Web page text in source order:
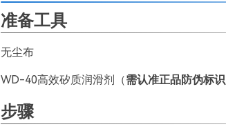
准备工具
无尘布
WD-40高效矽质润滑剂（需认准正品防伪标识
步骤